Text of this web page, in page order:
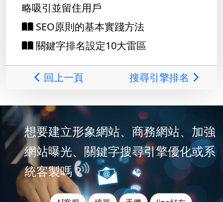
略吸引並留住用戶
SEO原則的基本實踐方法
關鍵字排名設定10大雷區
回上一頁 搜尋引擎排名
想要建立形象網站、商務網站、加強
網站曝光、關鍵字搜尋引擎優化或系
統客製嗎？